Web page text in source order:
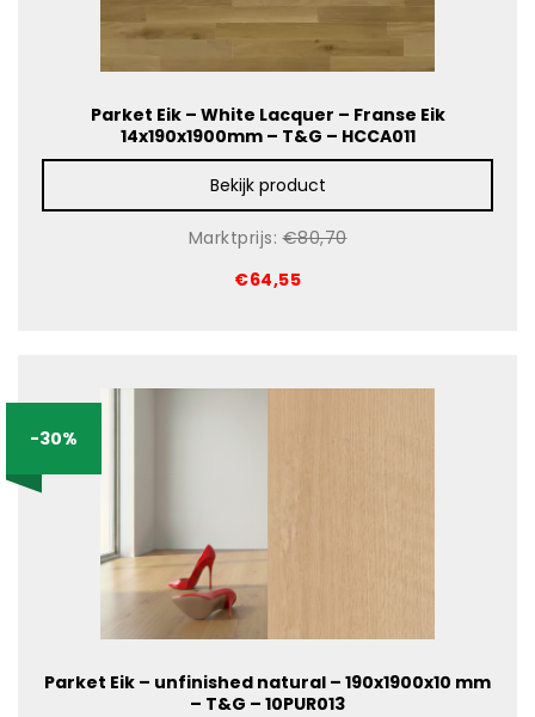
Parket Eik – White Lacquer – Franse Eik
14x190x1900mm – T&G – HCCA011
Bekijk product
Marktprijs:€80,70
€64,55
Parket Eik – unfinished natural – 190x1900x10 mm
– T&G – 10PUR013
-30%